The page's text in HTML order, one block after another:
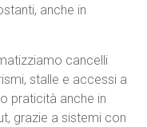
anche in
cancelli
stalle e accessi a
praticità anche in
grazie a sistemi con